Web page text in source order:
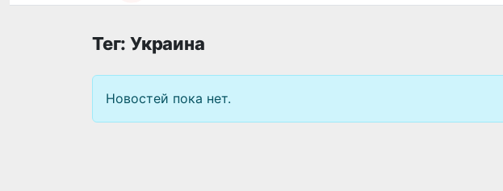
Елимиз дөретиўшилери өз кәсиби ҳәм мийнети менен мақтанады
Тег: Украина
Новостей пока нет.